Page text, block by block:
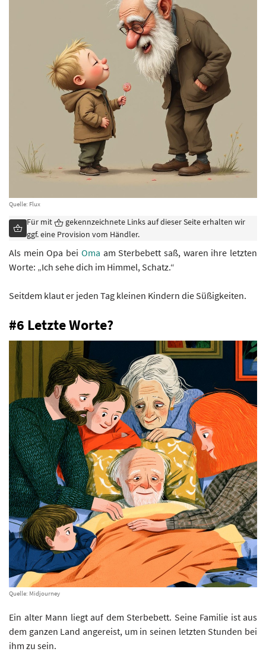
Quelle: Flux
Für mit
gekennzeichnete Links auf dieser Seite erhalten wir
ggf. eine Provision vom Händler.
Als mein Opa bei Oma am Sterbebett saß, waren ihre letzten
Worte: „Ich sehe dich im Himmel, Schatz.“
Seitdem klaut er jeden Tag kleinen Kindern die Süßigkeiten.
#6 Letzte Worte?
Quelle: Midjourney
Ein alter Mann liegt auf dem Sterbebett. Seine Familie ist aus
dem ganzen Land angereist, um in seinen letzten Stunden bei
ihm zu sein.